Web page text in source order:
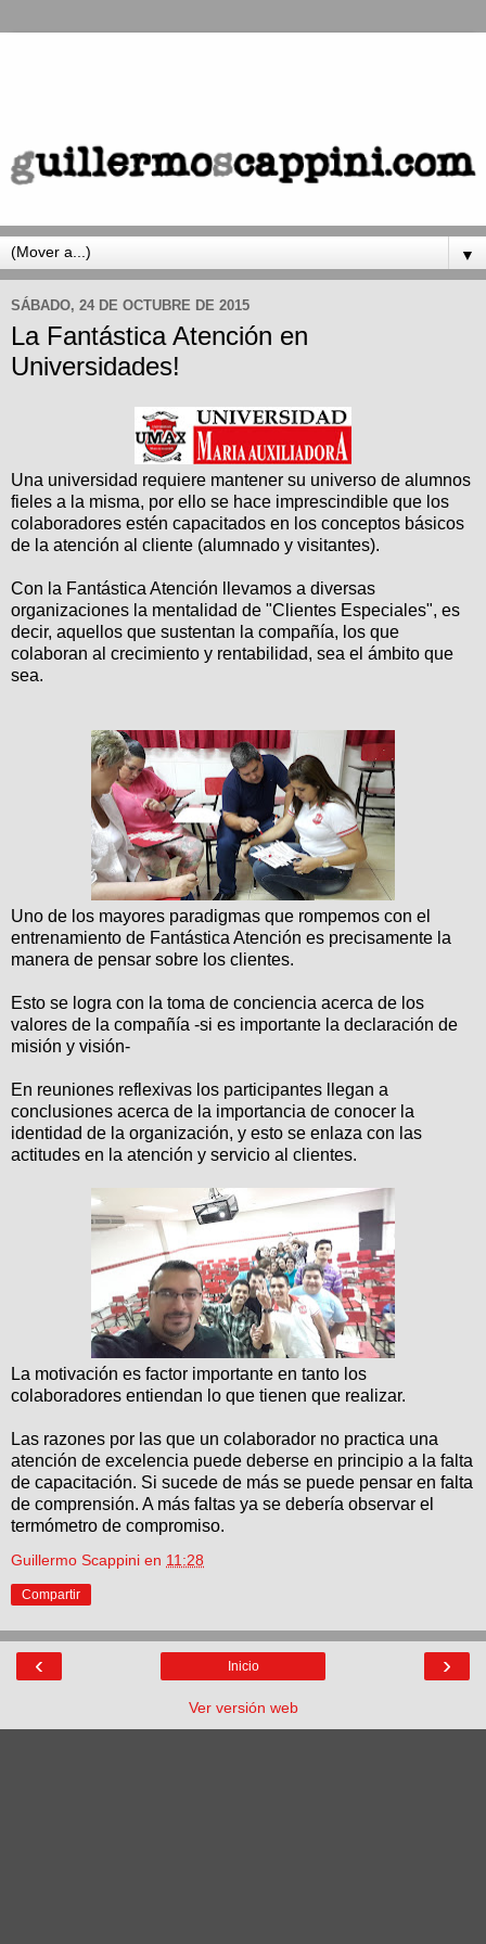
▼
SÁBADO, 24 DE OCTUBRE DE 2015
La Fantástica Atención en
Universidades!
Una universidad requiere mantener su universo de alumnos
fieles a la misma, por ello se hace imprescindible que los
colaboradores estén capacitados en los conceptos básicos
de la atención al cliente (alumnado y visitantes).
Con la Fantástica Atención llevamos a diversas
organizaciones la mentalidad de "Clientes Especiales", es
decir, aquellos que sustentan la compañía, los que
colaboran al crecimiento y rentabilidad, sea el ámbito que
sea.
Uno de los mayores paradigmas que rompemos con el
entrenamiento de Fantástica Atención es precisamente la
manera de pensar sobre los clientes.
Esto se logra con la toma de conciencia acerca de los
valores de la compañía -si es importante la declaración de
misión y visión-
En reuniones reflexivas los participantes llegan a
conclusiones acerca de la importancia de conocer la
identidad de la organización, y esto se enlaza con las
actitudes en la atención y servicio al clientes.
La motivación es factor importante en tanto los
colaboradores entiendan lo que tienen que realizar.
Las razones por las que un colaborador no practica una
atención de excelencia puede deberse en principio a la falta
de capacitación. Si sucede de más se puede pensar en falta
de comprensión. A más faltas ya se debería observar el
termómetro de compromiso.
Guillermo Scappini en 11:28
Compartir
‹ ›
Inicio
Ver versión web